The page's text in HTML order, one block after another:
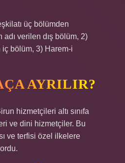
üç bölümden
verilen dış bölüm, 2)
iç bölüm, 3) Harem-i
AYRILIR?
hizmetçileri altı sınıfa
ve dini hizmetçiler. Bu
ve terfisi özel ilkelere